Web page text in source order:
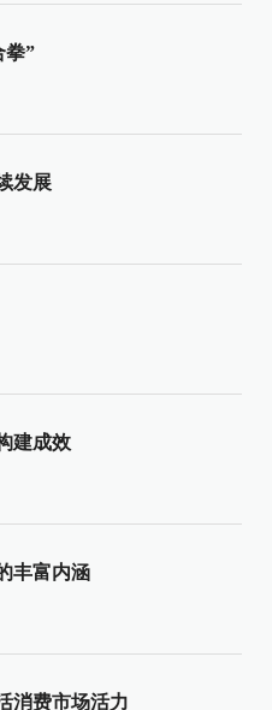
拳”
发展
建成效
丰富内涵
消费市场活力